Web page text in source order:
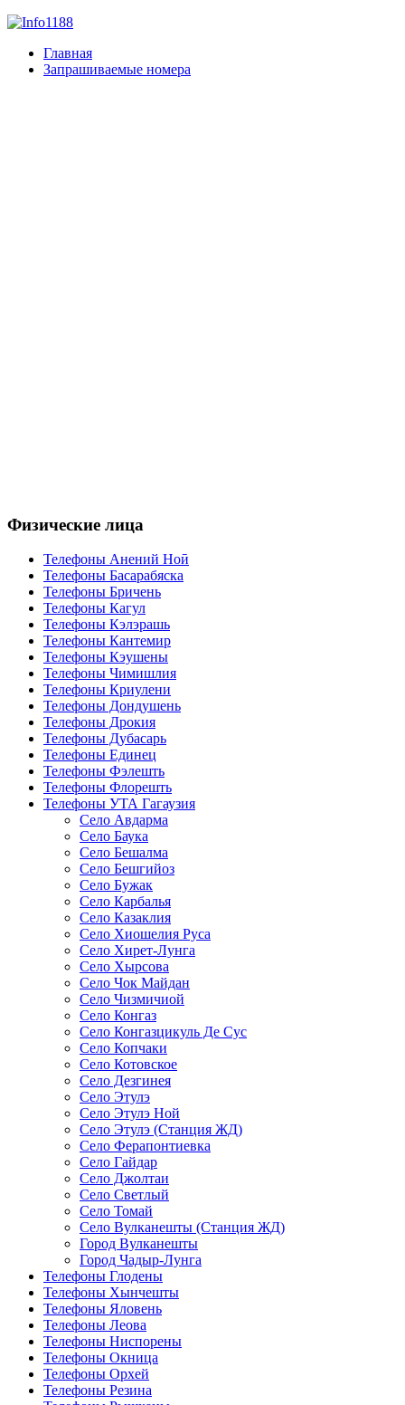
Главная
Запрашиваемые номера
Физические лица
Телефоны Анений Ноӣ
Телефоны Басарабяска
Телефоны Бричень
Телефоны Кагул
Телефоны Кэлэрашь
Телефоны Кантемир
Телефоны Кэушены
Телефоны Чимишлия
Телефоны Криулени
Телефоны Дондушень
Телефоны Дрокия
Телефоны Дубасарь
Телефоны Единец
Телефоны Фэлешть
Телефоны Флорешть
Телефоны УТА Гагаузия
Село Авдарма
Село Баука
Село Бешалма
Село Бешгийоз
Село Бужак
Село Карбалья
Село Казаклия
Село Хиошелия Руса
Село Хирет-Лунга
Село Хырсова
Село Чок Майдан
Село Чизмичиой
Село Конгаз
Село Конгазцикуль Де Сус
Село Копчаки
Село Котовское
Село Дезгинея
Село Этулэ
Село Этулэ Ной
Село Этулэ (Станция ЖД)
Село Ферапонтиевка
Село Гайдар
Село Джолтаи
Село Светлый
Село Томай
Село Вулканешты (Станция ЖД)
Город Вулканешты
Город Чадыр-Лунга
Телефоны Глодены
Телефоны Хынчешты
Телефоны Яловень
Телефоны Леова
Телефоны Ниспорены
Телефоны Окница
Телефоны Орхей
Телефоны Резина